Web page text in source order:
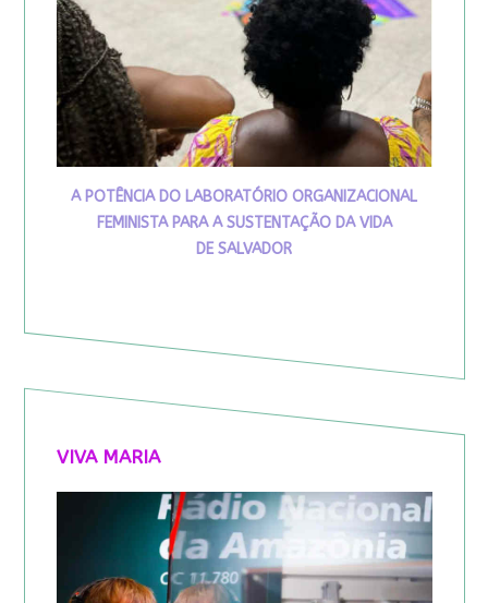
A POTÊNCIA DO LABORATÓRIO ORGANIZACIONAL
FEMINISTA PARA A SUSTENTAÇÃO DA VIDA
DE SALVADOR
VIVA MARIA